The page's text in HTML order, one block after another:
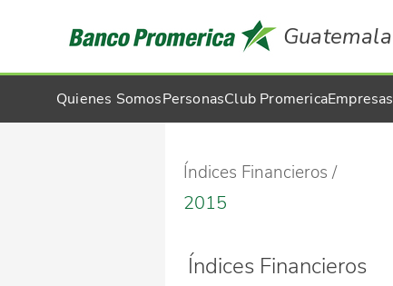
Guatemala
Quienes SomosPersonasClub PromericaEmpresas
Índices Financieros
2015
Índices Financieros